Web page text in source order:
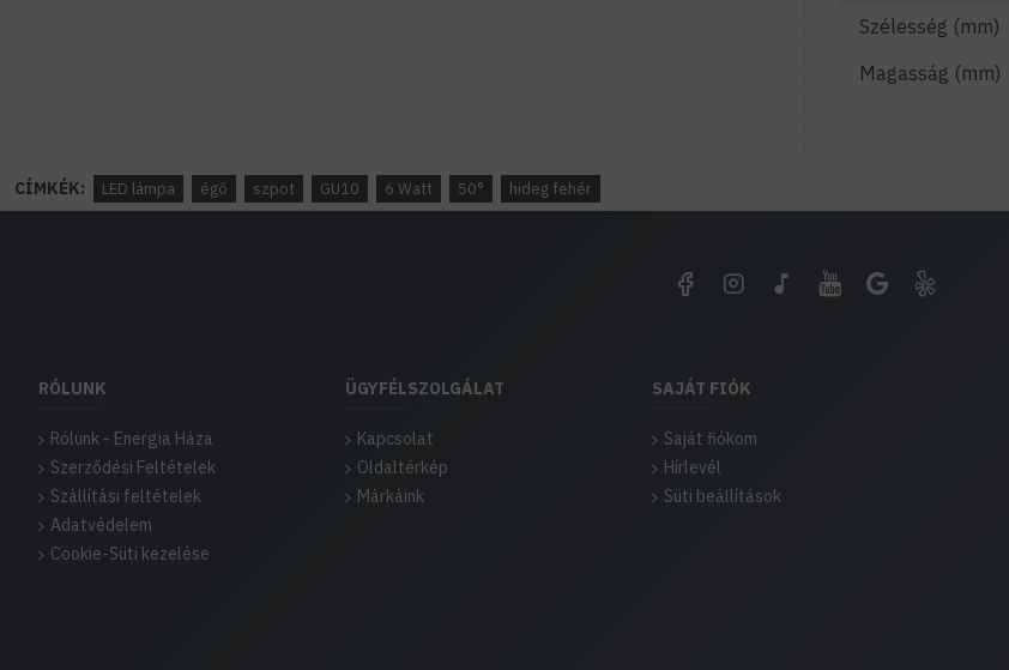
Szélesség (mm)
Magasság (mm)
CÍMKÉK: LED lámpa égő szpot GU10 6 Watt 50° hideg fehér
RÓLUNK
Rólunk - Energia Háza
Szerződési Feltételek
Szállítási feltételek
Adatvédelem
Cookie-Süti kezelése
ÜGYFÉLSZOLGÁLAT
Kapcsolat
Oldaltérkép
Márkáink
SAJÁT FIÓK
Saját fiókom
Hírlevél
Süti beállítások